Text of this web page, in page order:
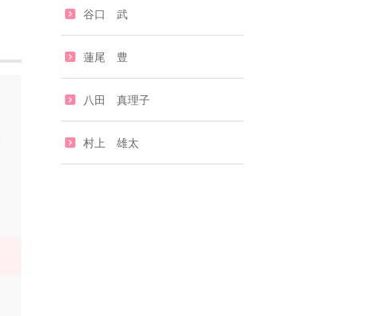
谷口 武
蓮尾 豊
八田 真理子
村上 雄太